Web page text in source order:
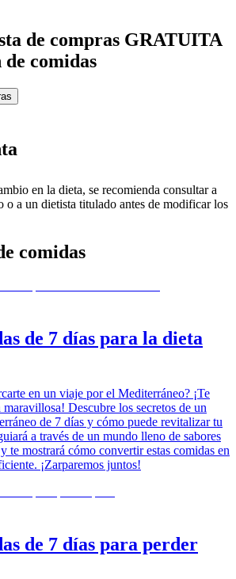
de compras GRATUITA
comidas
en la dieta, se recomienda consultar a
o a un dietista titulado antes de modificar los
comidas
de 7 días para la dieta
en un viaje por el Mediterráneo? ¡Te
maravillosa! Descubre los secretos de un
de 7 días y cómo puede revitalizar tu
a través de un mundo lleno de sabores
te mostrará cómo convertir estas comidas en
¡Zarparemos juntos!
de 7 días para perder